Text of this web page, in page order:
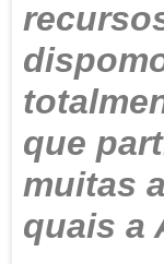
que
muitas
quais a